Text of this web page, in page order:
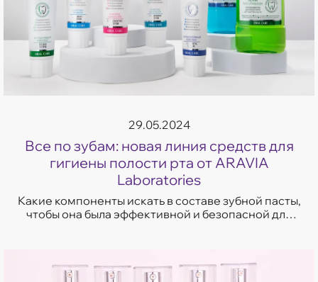
29.05.2024
Все по зубам: новая линия средств для
гигиены полости рта от ARAVIA
Laboratories
Какие компоненты искать в составе зубной пасты,
чтобы она была эффективной и безопасной для